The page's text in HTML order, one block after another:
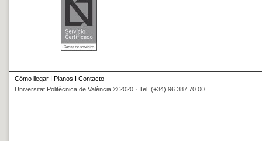
Cómo llegar I Planos I Contacto
Universitat Politècnica de València © 2020 · Tel. (+34) 96 387 70 00